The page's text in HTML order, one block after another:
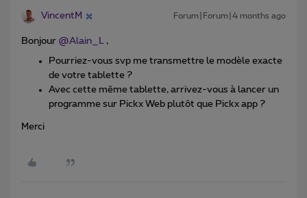
VincentM Forum|Forum|4 months ago
Bonjour ​ @Alain_L ,
Pourriez-vous svp me transmettre le modèle exacte
de votre tablette ?
Avec cette même tablette, arrivez-vous à lancer un
programme sur Pickx Web plutôt que Pickx app ?
Merci